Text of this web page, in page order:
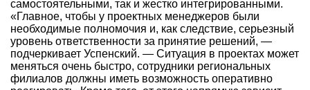
самостоятельными, так и жестко интегрированными.
«Главное, чтобы у проектных менеджеров были
необходимые полномочия и, как следствие, серьезный
уровень ответственности за принятие решений, —
подчеркивает Успенский. — Ситуация в проектах может
меняться очень быстро, сотрудники региональных
филиалов должны иметь возможность оперативно